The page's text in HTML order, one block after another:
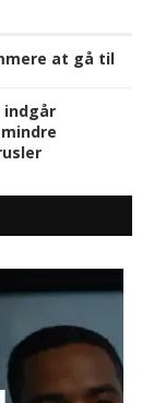
at gå til
indgår